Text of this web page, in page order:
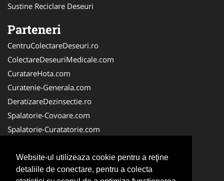
Website-ul utilizeaza cookie pentru a reţine
detaliile de conectare, pentru a colecta
Sustine Reciclare Deseuri
Parteneri
CentruColectareDeseuri.ro
ColectareDeseuriMedicale.com
CuratareHota.com
Curatenie-Generala.com
DeratizareDezinsectie.ro
Spalatorie-Covoare.com
Spalatorie-Curatatorie.com
FirmaDeratizare.ro
Service-Reparatii.com